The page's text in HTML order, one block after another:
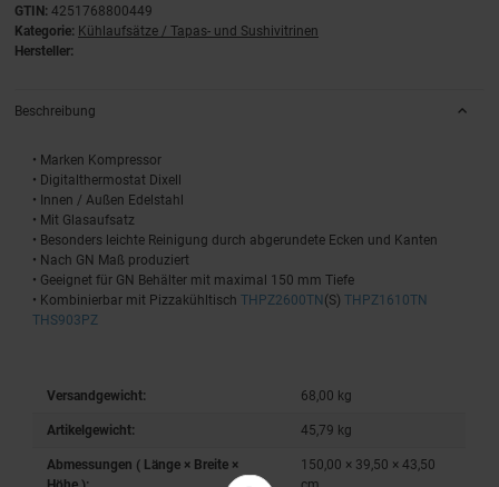
GTIN: 4251768800449
Kategorie: Kühlaufsätze / Tapas- und Sushivitrinen
Hersteller:
Beschreibung
• Marken Kompressor
• Digitalthermostat Dixell
• Innen / Außen Edelstahl
• Mit Glasaufsatz
• Besonders leichte Reinigung durch abgerundete Ecken und Kanten
• Nach GN Maß produziert
• Geeignet für GN Behälter mit maximal 150 mm Tiefe
• Kombinierbar mit PizzakühltischTHPZ2600TN(S)THPZ1610TN
THS903PZ
Versandgewicht: 68,00 kg
Artikelgewicht: 45,79 kg
Abmessungen ( Länge × Breite ×
150,00 × 39,50 × 43,50